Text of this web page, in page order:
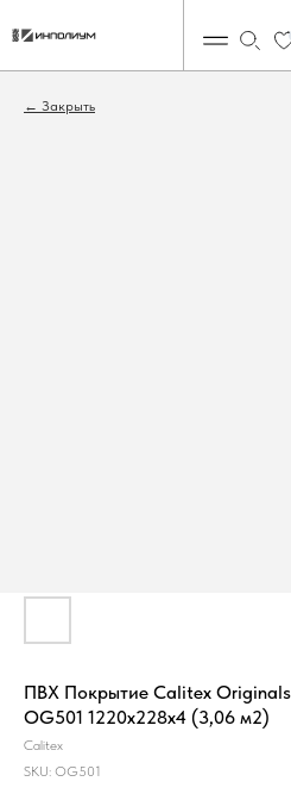
Закрыть
ПВХ Покрытие Calitex
OG501 1220x228x4 (3,06 м2)
Calitex
SKU: OG501